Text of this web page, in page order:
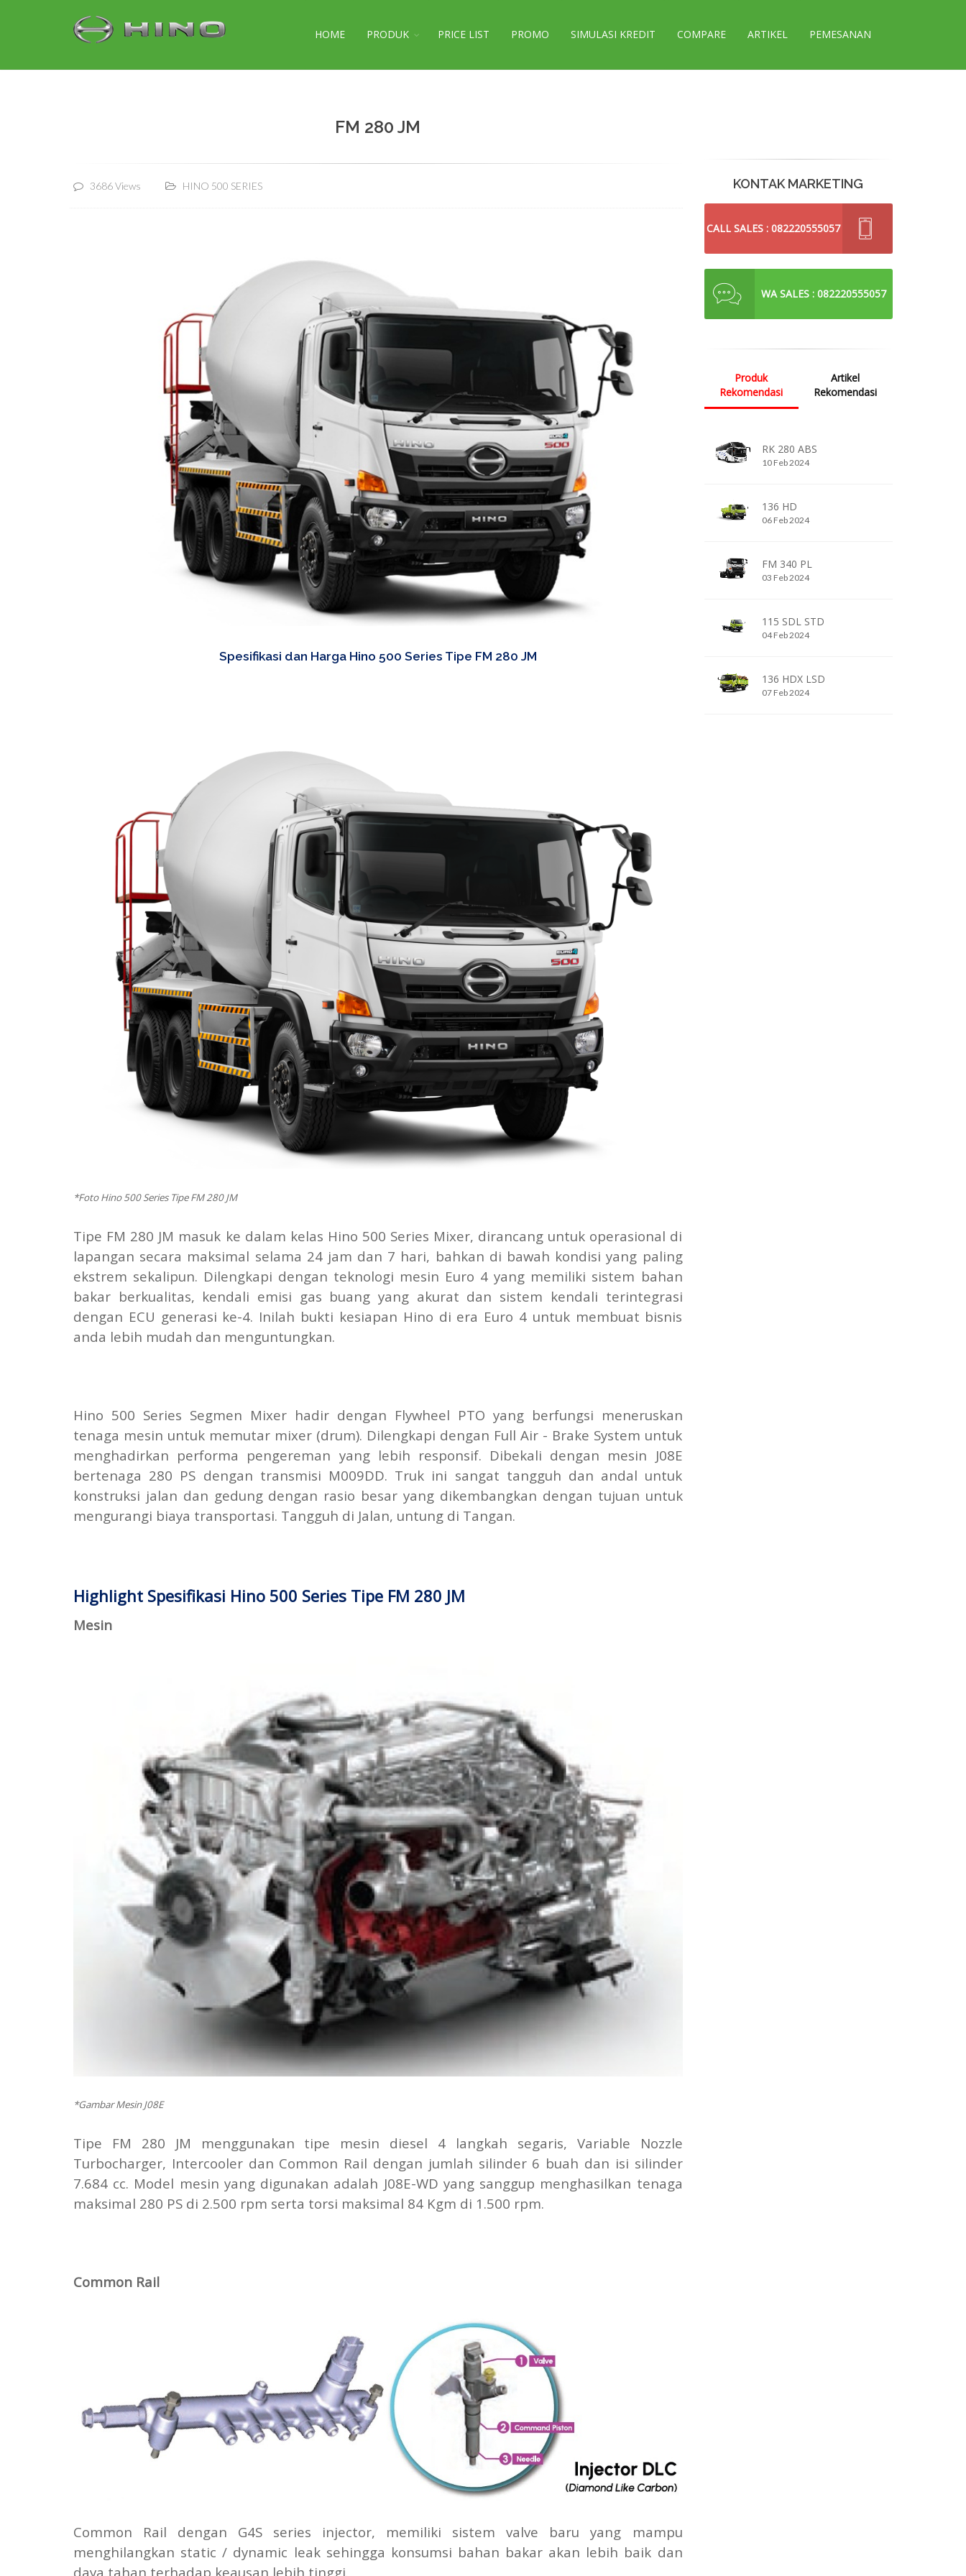
HOME PRODUK PRICE LIST PROMO SIMULASI KREDIT COMPARE ARTIKEL PEMESANAN
FM 280 JM
3686 Views HINO 500 SERIES
Spesifikasi dan Harga Hino 500 Series Tipe FM 280 JM
*Foto Hino 500 Series Tipe FM 280 JM
Tipe FM 280 JM masuk ke dalam kelas Hino 500 Series Mixer, dirancang untuk operasional di
lapangan secara maksimal selama 24 jam dan 7 hari, bahkan di bawah kondisi yang paling
ekstrem sekalipun. Dilengkapi dengan teknologi mesin Euro 4 yang memiliki sistem bahan
bakar berkualitas, kendali emisi gas buang yang akurat dan sistem kendali terintegrasi
dengan ECU generasi ke-4. Inilah bukti kesiapan Hino di era Euro 4 untuk membuat bisnis
anda lebih mudah dan menguntungkan.
Hino 500 Series Segmen Mixer hadir dengan Flywheel PTO yang berfungsi meneruskan
tenaga mesin untuk memutar mixer (drum). Dilengkapi dengan Full Air - Brake System untuk
menghadirkan performa pengereman yang lebih responsif. Dibekali dengan mesin J08E
bertenaga 280 PS dengan transmisi M009DD. Truk ini sangat tangguh dan andal untuk
konstruksi jalan dan gedung dengan rasio besar yang dikembangkan dengan tujuan untuk
mengurangi biaya transportasi. Tangguh di Jalan, untung di Tangan.
Highlight Spesifikasi Hino 500 Series Tipe FM 280 JM
Mesin
*Gambar Mesin J08E
Tipe FM 280 JM menggunakan tipe mesin diesel 4 langkah segaris, Variable Nozzle
Turbocharger, Intercooler dan Common Rail dengan jumlah silinder 6 buah dan isi silinder
7.684 cc. Model mesin yang digunakan adalah J08E-WD yang sanggup menghasilkan tenaga
maksimal 280 PS di 2.500 rpm serta torsi maksimal 84 Kgm di 1.500 rpm.
Common Rail
Common Rail dengan G4S series injector, memiliki sistem valve baru yang mampu
menghilangkan static / dynamic leak sehingga konsumsi bahan bakar akan lebih baik dan
daya tahan terhadap keausan lebih tinggi.
KONTAK MARKETING
CALL SALES : 082220555057
WA SALES : 082220555057
Produk
Rekomendasi
Artikel
Rekomendasi
RK 280 ABS
10 Feb 2024
136 HD
06 Feb 2024
FM 340 PL
03 Feb 2024
115 SDL STD
04 Feb 2024
136 HDX LSD
07 Feb 2024